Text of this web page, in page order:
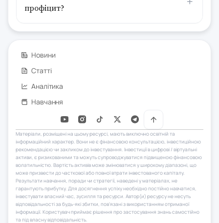
профіцит?
Новини
Статті
Аналітика
Навчання
Матеріали, розміщені на цьому ресурсі, мають виключно освітній та
інформаційний характер. Вони не є фінансовою консультацією, інвестиційною
рекомендацією чи закликом до інвестування. Інвестиції в цифрові / віртуальні
активи, є ризикованими та можуть супроводжуватися підвищеною фінансовою
волатильністю. Вартість активів може змінюватися у широкому діапазоні, що
може призвести до часткової або повної втрати інвестованого капіталу.
Результати навчання, поради чи стратегії, наведені у матеріалах, не
гарантують прибутку. Для досягнення успіху необхідно постійно навчатися,
інвестувати власний час, зусилля та ресурси. Автор(и) ресурсу не несуть
відповідальності за будь-які збитки, пов’язані з використанням отриманої
інформації. Користувач приймає рішення про застосування знань самостійно
та під власну відповідальність.